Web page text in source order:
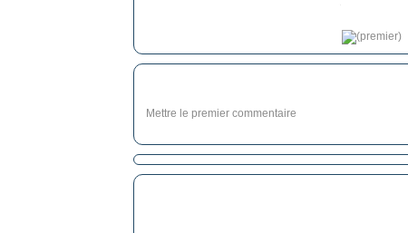
Mettre le premier commentaire